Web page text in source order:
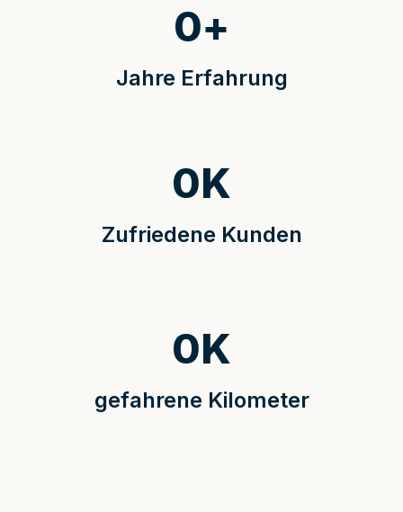
Jahre Erfahrung
0+
Zufriedene Kunden
0K
gefahrene Kilometer
0K